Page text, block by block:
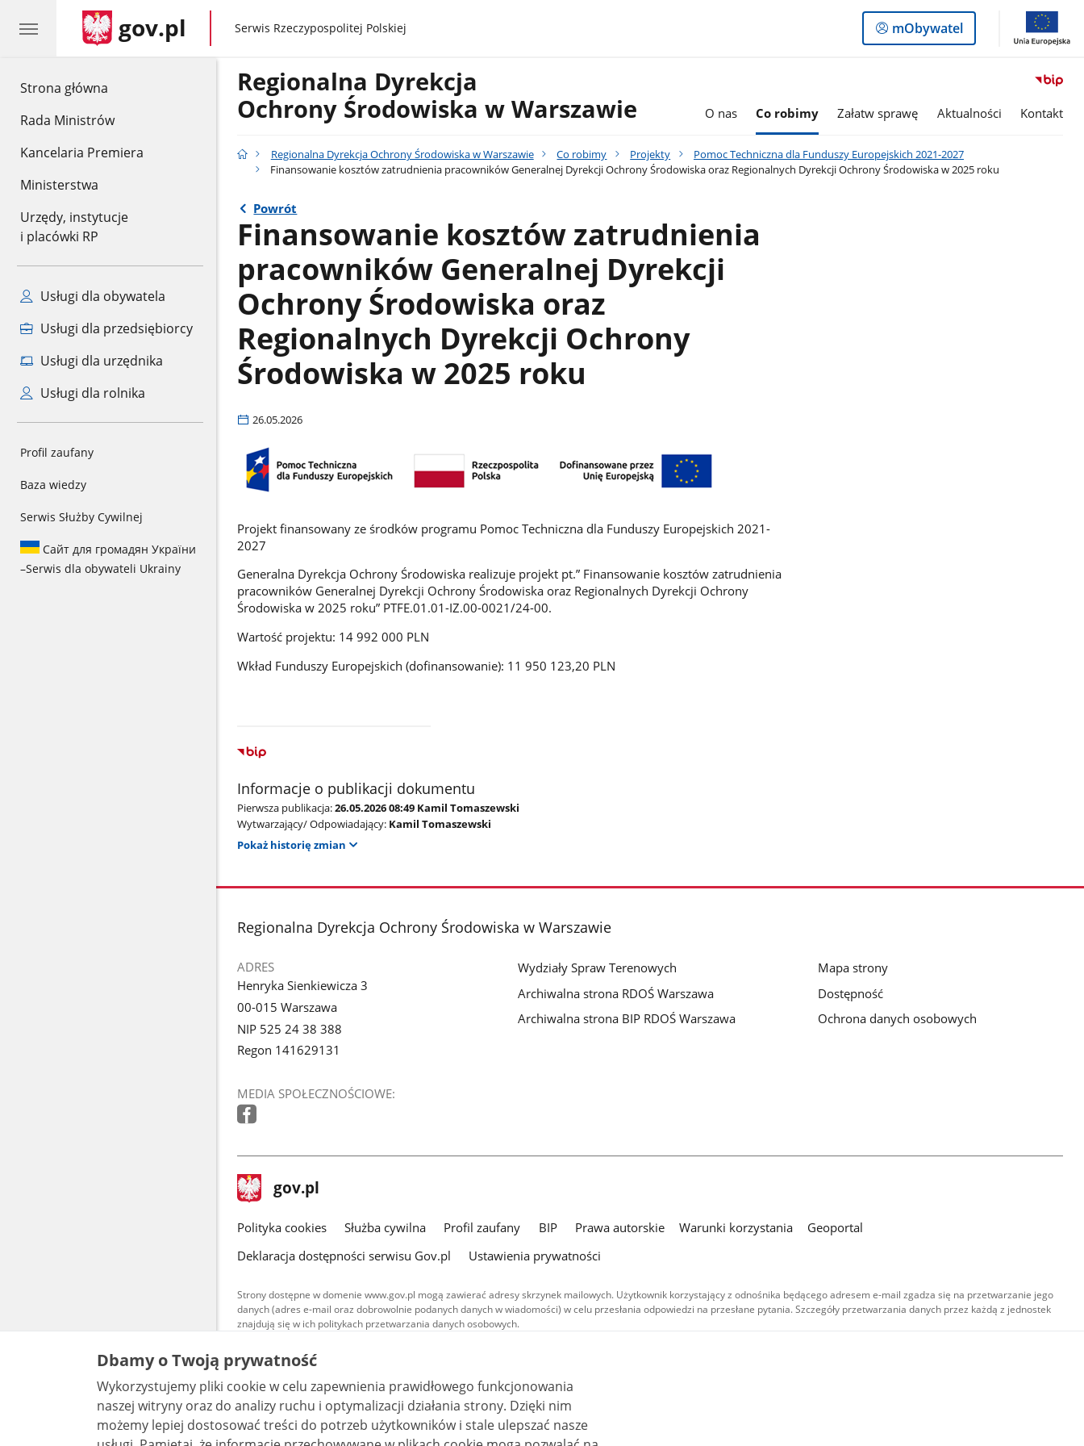
Strona główna
Rada Ministrów
Kancelaria Premiera
Ministerstwa
Urzędy, instytucje
i placówki RP
Usługi dla obywatela
Usługi dla przedsiębiorcy
Usługi dla urzędnika
Usługi dla rolnika
Profil zaufany
Baza wiedzy
Serwis Służby Cywilnej
Сайт для громадян України
–Serwis dla obywateli Ukrainy
gov.pl gov.pl
Serwis Rzeczypospolitej Polskiej
Logowanie
do
mObywatel
Regionalna Dyrekcja
Ochrony Środowiska w Warszawie
O nas Co robimy Załatw sprawę Aktualności Kontakt
Regionalna Dyrekcja Ochrony Środowiska w Warszawie Co robimy Projekty
Pomoc Techniczna dla Funduszy Europejskich 2021-2027
Finansowanie kosztów zatrudnienia pracowników Generalnej Dyrekcji Ochrony Środowiska oraz Regionalnych Dyrekcji Ochrony Środowiska w 2025 roku
Powrót
Finansowanie kosztów zatrudnienia
pracowników Generalnej Dyrekcji
Ochrony Środowiska oraz
Regionalnych Dyrekcji Ochrony
Środowiska w 2025 roku
26.05.2026
Projekt finansowany ze środków programu Pomoc Techniczna dla Funduszy Europejskich 2021-
2027
Generalna Dyrekcja Ochrony Środowiska realizuje projekt pt.” Finansowanie kosztów zatrudnienia
pracowników Generalnej Dyrekcji Ochrony Środowiska oraz Regionalnych Dyrekcji Ochrony
Środowiska w 2025 roku” PTFE.01.01-IZ.00-0021/24-00.
Wartość projektu: 14 992 000 PLN
Wkład Funduszy Europejskich (dofinansowanie): 11 950 123,20 PLN
Informacje o publikacji dokumentu
Pierwsza publikacja:26.05.2026 08:49 Kamil Tomaszewski
Wytwarzający/ Odpowiadający: Kamil Tomaszewski
Pokaż historię zmian
stopka
Regionalna Dyrekcja Ochrony Środowiska w Warszawie
ADRES
Henryka Sienkiewicza 3
00-015 Warszawa
NIP 525 24 38 388
Regon 141629131
MEDIA SPOŁECZNOŚCIOWE:
Wydziały Spraw Terenowych
Archiwalna strona RDOŚ Warszawa
Archiwalna strona BIP RDOŚ Warszawa
Mapa strony
Dostępność
Ochrona danych osobowych
stopka
gov.pl Strona
gov.pl
gov.pl
Polityka cookies Służba cywilna Profil zaufany BIP Prawa autorskie Warunki korzystania
Geoportal
Deklaracja dostępności serwisu Gov.pl
Ustawienia prywatności
Strony dostępne w domenie www.gov.pl mogą zawierać adresy skrzynek mailowych. Użytkownik korzystający z odnośnika będącego adresem e-mail zgadza się na przetwarzanie jego
danych (adres e-mail oraz dobrowolnie podanych danych w wiadomości) w celu przesłania odpowiedzi na przesłane pytania. Szczegóły przetwarzania danych przez każdą z jednostek
znajdują się w ich politykach przetwarzania danych osobowych.
Treści tekstowe publikowane w serwisie (z wyłączeniem treści audiowizualnych), są
udostępniane na licencji typu Creative Commons: uznanie autorstwa - na tych samych
warunkach 4.0 (CC BY-SA 4.0). Materiały audiowizualne, w tym zdjęcia, materiały audio i wideo,
są udostępniane na licencji typu Creative Commons: uznanie autorstwa użycie niekomercyjne -
bez utworów zależnych 4.0 (CC BY-NC-ND 4.0), o ile nie jest to stwierdzone inaczej.
Dbamy o Twoją prywatność
Wykorzystujemy pliki cookie w celu zapewnienia prawidłowego funkcjonowania
naszej witryny oraz do analizy ruchu i optymalizacji działania strony. Dzięki nim
możemy lepiej dostosować treści do potrzeb użytkowników i stale ulepszać nasze